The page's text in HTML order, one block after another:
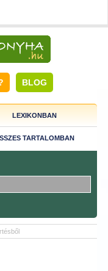
BLOG
LEXIKONBAN
TARTALOMBAN